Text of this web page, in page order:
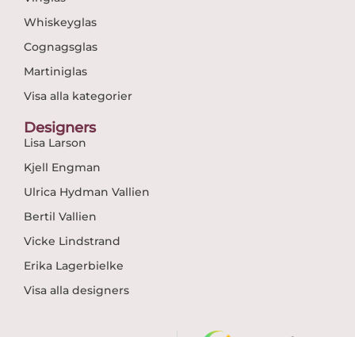
Whiskeyglas
Cognagsglas
Martiniglas
Visa alla kategorier
Designers
Lisa Larson
Kjell Engman
Ulrica Hydman Vallien
Bertil Vallien
Vicke Lindstrand
Erika Lagerbielke
Visa alla designers